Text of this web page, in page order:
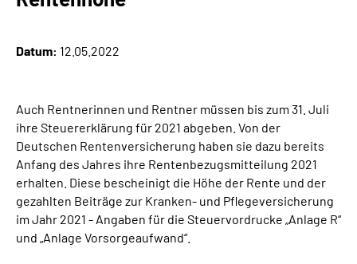
Leichte Sprache
Suche
Mein Kundenportal
Datum: 12.05.2022
Auch Rentnerinnen und Rentner müssen bis zum 31. Juli
ihre Steuererklärung für 2021 abgeben. Von der
Deutschen Rentenversicherung haben sie dazu bereits
Anfang des Jahres ihre Rentenbezugsmitteilung 2021
erhalten. Diese bescheinigt die Höhe der Rente und der
gezahlten Beiträge zur Kranken- und Pflegeversicherung
im Jahr 2021 - Angaben für die Steuervordrucke „Anlage R“
und „Anlage Vorsorgeaufwand“.